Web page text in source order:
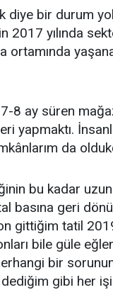
diye bir durum
2017 yılında
ortamında
8 ay süren
yapmaktı.
da
bu kadar
basına geri
gittiğim tatil
bile güle
bir
gibi her